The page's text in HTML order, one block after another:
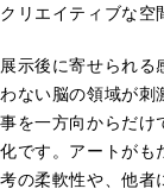
クリエイティブな空
展示後に寄せられる
わない脳の領域が刺
事を一方向からだけ
化です。アートがも
考の柔軟性や、他者